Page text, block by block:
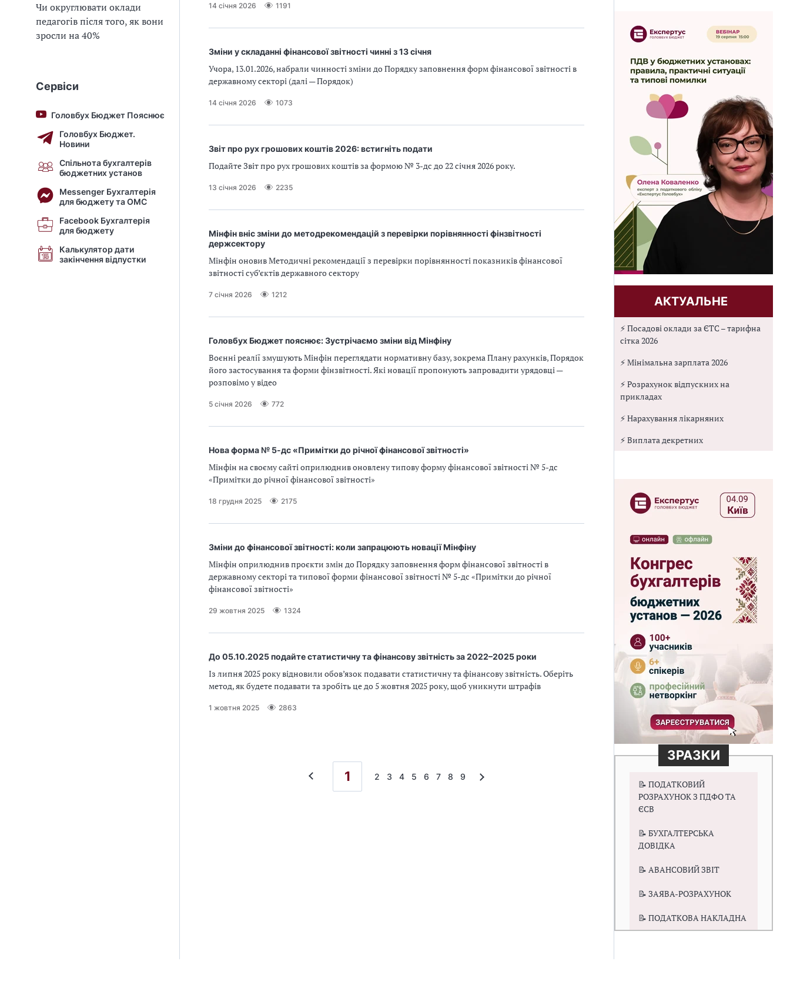
Чи округлювати оклади
педагогів після того, як вони
зросли на 40%
Сервіси
Головбух Бюджет Пояснює
Головбух Бюджет.
Новини
Спільнота бухгалтерів
бюджетних установ
Messenger Бухгалтерія
для бюджету та ОМС
Facebook Бухгалтерія
для бюджету
Калькулятор дати
закінчення відпустки
14 січня 2026 1191
Зміни у складанні фінансової звітності чинні з 13 січня
Учора, 13.01.2026, набрали чинності зміни до Порядку заповнення форм фінансової звітності в
державному секторі (далі — Порядок)
14 січня 2026 1073
Звіт про рух грошових коштів 2026: встигніть подати
Подайте Звіт про рух грошових коштів за формою № 3-дс до 22 січня 2026 року.
13 січня 2026 2235
Мінфін вніс зміни до методрекомендацій з перевірки порівнянності фінзвітності
держсектору
Мінфін оновив Методичні рекомендації з перевірки порівнянності показників фінансової
звітності суб’єктів державного сектору
7 січня 2026 1212
Головбух Бюджет пояснює: Зустрічаємо зміни від Мінфіну
Воєнні реалії змушують Мінфін переглядати нормативну базу, зокрема Плану рахунків, Порядок
його застосування та форми фінзвітності. Які новації пропонують запровадити урядовці —
розповімо у відео
5 січня 2026 772
Нова форма № 5-дс «Примітки до річної фінансової звітності»
Мінфін на своєму сайті оприлюднив оновлену типову форму фінансової звітності № 5-дс
«Примітки до річної фінансової звітності»
18 грудня 2025 2175
Зміни до фінансової звітності: коли запрацюють новації Мінфіну
Мінфін оприлюднив проєкти змін до Порядку заповнення форм фінансової звітності в
державному секторі та типової форми фінансової звітності № 5-дс «Примітки до річної
фінансової звітності»
29 жовтня 2025 1324
До 05.10.2025 подайте статистичну та фінансову звітність за 2022–2025 роки
Із липня 2025 року відновили обов’язок подавати статистичну та фінансову звітність. Оберіть
метод, як будете подавати та зробіть це до 5 жовтня 2025 року, щоб уникнути штрафів
1 жовтня 2025 2863
1 2 3 4 5 6 7 8 9
АКТУАЛЬНЕ
⚡ Посадові оклади за ЄТС – тарифна
сітка 2026
⚡ Мінімальна зарплата 2026
⚡ Розрахунок відпускних на
прикладах
⚡ Нарахування лікарняних
⚡ Виплата декретних
ЗРАЗКИ
📝 ПОДАТКОВИЙ
РОЗРАХУНОК З ПДФО ТА
ЄСВ
📝 БУХГАЛТЕРСЬКА
ДОВІДКА
📝 АВАНСОВИЙ ЗВІТ
📝 ЗАЯВА-РОЗРАХУНОК
📝 ПОДАТКОВА НАКЛАДНА